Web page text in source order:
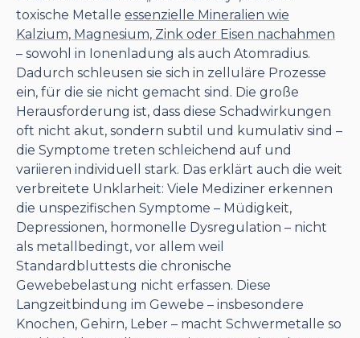
toxische Metalle essenzielle Mineralien wie
Kalzium, Magnesium, Zink oder Eisen nachahmen
– sowohl in Ionenladung als auch Atomradius.
Dadurch schleusen sie sich in zelluläre Prozesse
ein, für die sie nicht gemacht sind. Die große
Herausforderung ist, dass diese Schadwirkungen
oft nicht akut, sondern subtil und kumulativ sind –
die Symptome treten schleichend auf und
variieren individuell stark. Das erklärt auch die weit
verbreitete Unklarheit: Viele Mediziner erkennen
die unspezifischen Symptome – Müdigkeit,
Depressionen, hormonelle Dysregulation – nicht
als metallbedingt, vor allem weil
Standardbluttests die chronische
Gewebebelastung nicht erfassen. Diese
Langzeitbindung im Gewebe – insbesondere
Knochen, Gehirn, Leber – macht Schwermetalle so